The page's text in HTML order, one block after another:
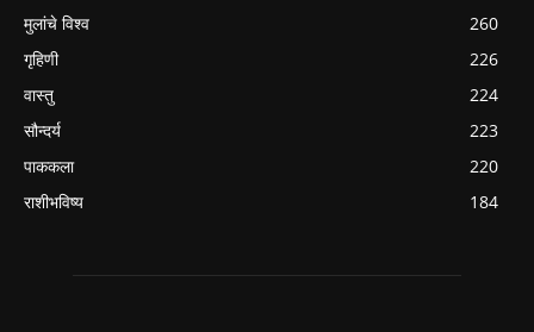
मुलांचे विश्व
260
गृहिणी
226
वास्तु
224
सौन्दर्य
223
पाककला
220
राशीभविष्य
184